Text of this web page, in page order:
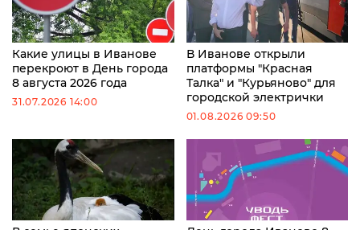
Какие улицы в Иванове
перекроют в День города
8 августа 2026 года
31.07.2026 14:00
В Иванове открыли
платформы "Красная
Талка" и "Курьяново" для
городской электрички
01.08.2026 09:50